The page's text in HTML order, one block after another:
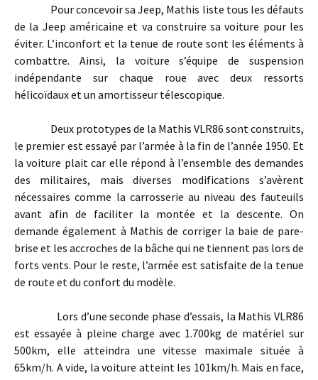
Pour concevoir sa Jeep, Mathis liste tous les défauts
de la Jeep américaine et va construire sa voiture pour les
éviter. L’inconfort et la tenue de route sont les éléments à
combattre. Ainsi, la voiture s’équipe de suspension
indépendante sur chaque roue avec deux ressorts
hélicoïdaux et un amortisseur télescopique.
Deux prototypes de la Mathis VLR86 sont construits,
le premier est essayé par l’armée à la fin de l’année 1950. Et
la voiture plait car elle répond à l’ensemble des demandes
des militaires, mais diverses modifications s’avèrent
nécessaires comme la carrosserie au niveau des fauteuils
avant afin de faciliter la montée et la descente. On
demande également à Mathis de corriger la baie de pare-
brise et les accroches de la bâche qui ne tiennent pas lors de
forts vents. Pour le reste, l’armée est satisfaite de la tenue
de route et du confort du modèle.
Lors d’une seconde phase d’essais, la Mathis VLR86
est essayée à pleine charge avec 1.700kg de matériel sur
500km, elle atteindra une vitesse maximale située à
65km/h. A vide, la voiture atteint les 101km/h. Mais en face,